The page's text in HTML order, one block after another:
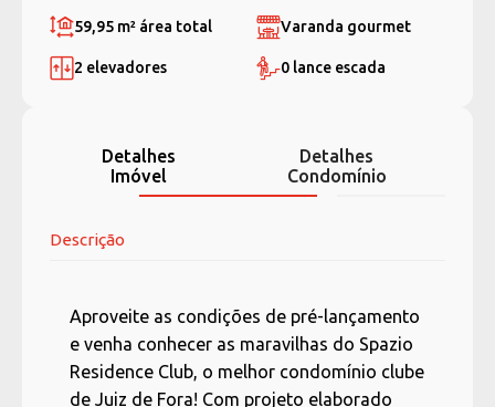
59,95 m² área total Varanda gourmet
2 elevadores 0 lance escada
Detalhes
Imóvel
Detalhes
Condomínio
Descrição
Aproveite as condições de pré-lançamento
e venha conhecer as maravilhas do Spazio
Residence Club, o melhor condomínio clube
de Juiz de Fora! Com projeto elaborado